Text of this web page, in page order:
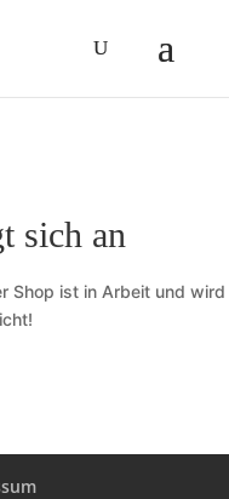
sich an
Shop ist in Arbeit und wird